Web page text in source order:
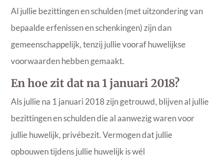
Al jullie bezittingen en schulden (met uitzondering van
bepaalde erfenissen en schenkingen) zijn dan
gemeenschappelijk, tenzij jullie vooraf huwelijkse
voorwaarden hebben gemaakt.
En hoe zit dat na 1 januari 2018?
Als jullie na 1 januari 2018 zijn getrouwd, blijven al jullie
bezittingen en schulden die al aanwezig waren voor
jullie huwelijk, privébezit. Vermogen dat jullie
opbouwen tijdens jullie huwelijk is wél